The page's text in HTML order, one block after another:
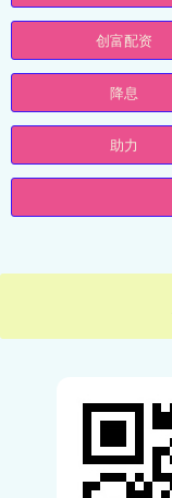
创富配资
降息
助力